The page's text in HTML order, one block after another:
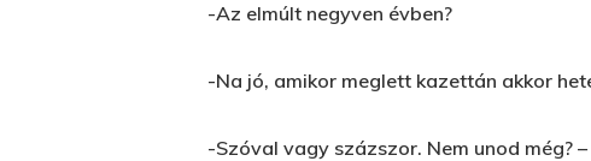
-Az elmúlt negyven évben?
-Na jó, amikor meglett kazettán akkor
-Szóval vagy százszor. Nem unod még?